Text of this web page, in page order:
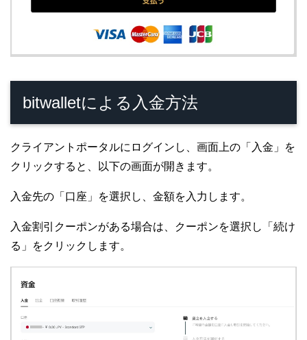
bitwalletによる入金方法
クライアントポータルにログインし、画面上の「入金」を
クリックすると、以下の画面が開きます。
入金先の「口座」を選択し、金額を入力します。
入金割引クーポンがある場合は、クーポンを選択し「続け
る」をクリックします。